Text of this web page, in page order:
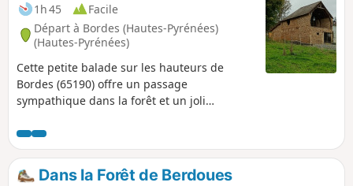
1h 45
Facile
Départ à Bordes (Hautes-Pyrénées)
(Hautes-Pyrénées)
Cette petite balade sur les hauteurs de
Bordes (65190) offre un passage
sympathique dans la forêt et un joli
Dans la Forêt de Berdoues